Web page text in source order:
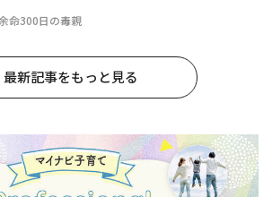
命300日の毒親
最新記事をもっと見る